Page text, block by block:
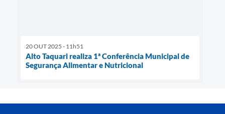
20 OUT 2025 - 11h51
Alto Taquari realiza 1ª Conferência Municipal de
Segurança Alimentar e Nutricional